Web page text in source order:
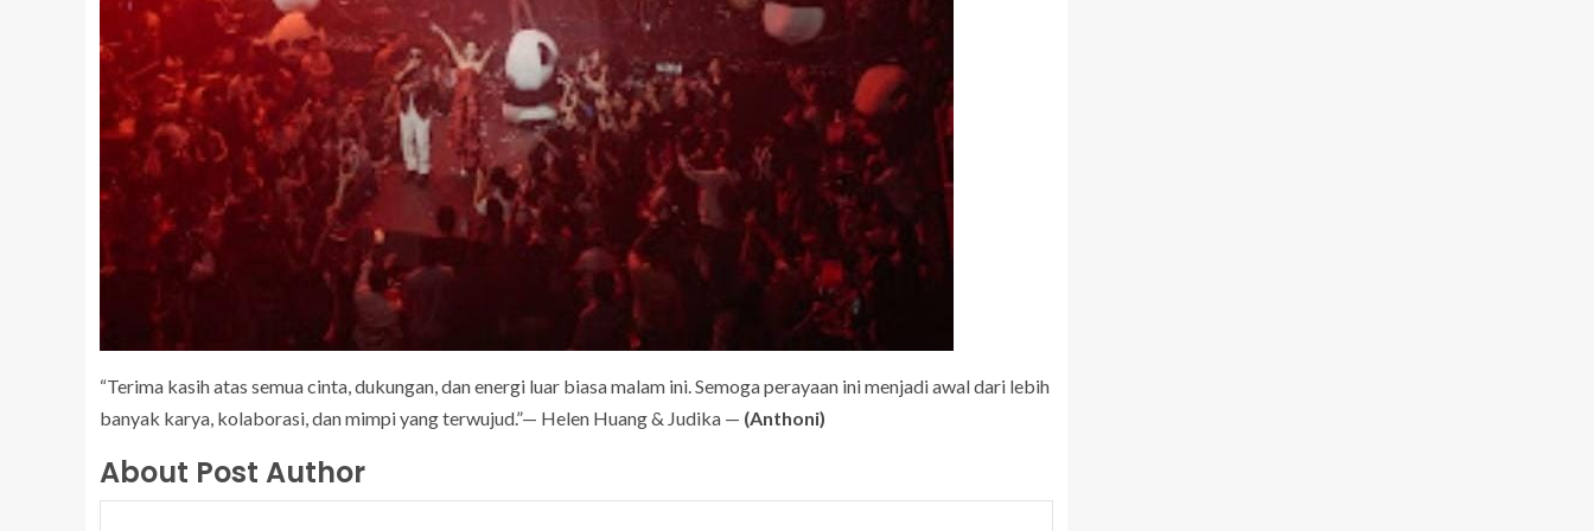
“Terima kasih atas semua cinta, dukungan, dan energi luar biasa malam ini. Semoga perayaan ini menjadi awal dari lebih
banyak karya, kolaborasi, dan mimpi yang terwujud.”— Helen Huang & Judika — (Anthoni)
About Post Author